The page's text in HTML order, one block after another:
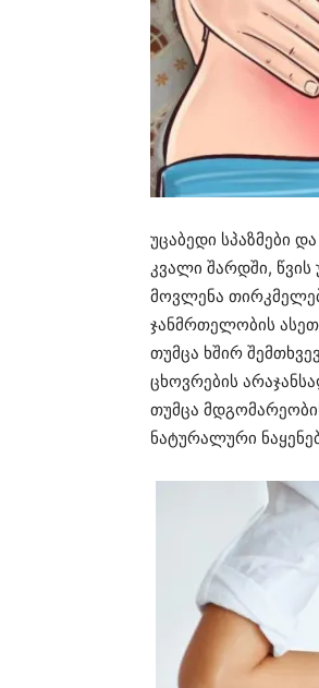
უცაბედი სპაზმები
კვალი შარდში, წვის
მოვლენა
ჯანმრთელობის
თუმცა ხშირ
ცხოვრების
თუმცა
ნატურალური